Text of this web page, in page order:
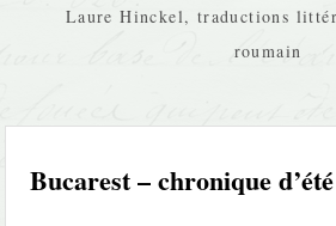
Laure Hinckel, traductions
roumain
Bucarest – chronique